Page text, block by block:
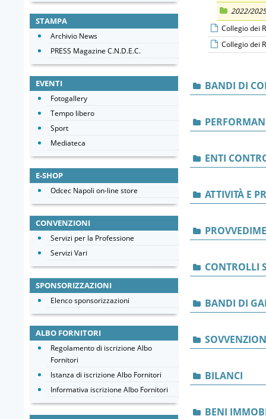
2022/2025
Collegio dei
Collegio dei
BANDI DI
ENTI
ATTIVITÀ E
CONTROLLI
BANDI DI
BILANCI
BENI
STAMPA
Archivio News
PRESS Magazine C.N.D.E.C.
EVENTI
Fotogallery
Tempo libero
Sport
Mediateca
E-SHOP
Odcec Napoli on-line store
CONVENZIONI
Servizi per la Professione
Servizi Vari
SPONSORIZZAZIONI
Elenco sponsorizzazioni
ALBO FORNITORI
Regolamento di iscrizione Albo
Fornitori
Istanza di iscrizione Albo Fornitori
Informativa iscrizione Albo Fornitori